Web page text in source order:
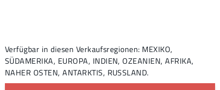
Verfügbar in diesen Verkaufsregionen: MEXIKO,
SÜDAMERIKA, EUROPA, INDIEN, OZEANIEN, AFRIKA,
NAHER OSTEN, ANTARKTIS, RUSSLAND.